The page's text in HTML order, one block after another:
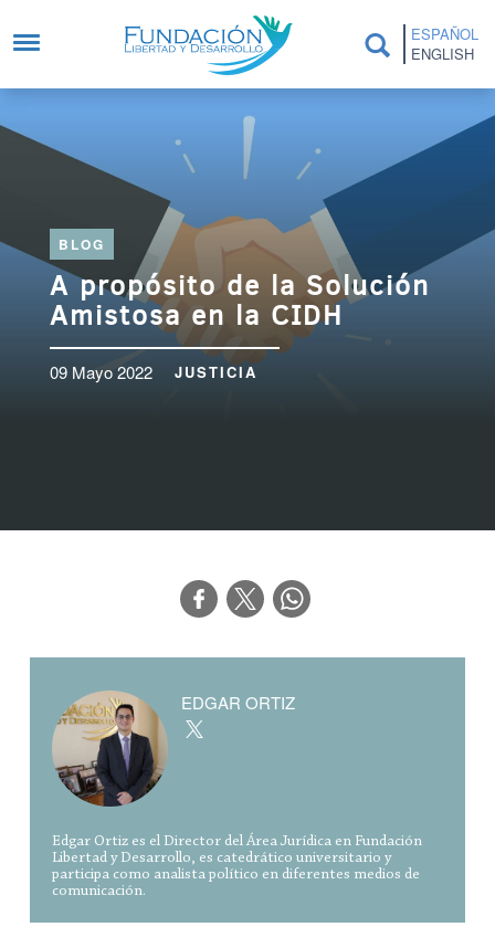
ESPAÑOL
ENGLISH
BLOG
A propósito de la Solución
Amistosa en la CIDH
09 Mayo 2022 JUSTICIA
EDGAR ORTIZ
Edgar Ortiz es el Director del Área Jurídica en Fundación
Libertad y Desarrollo, es catedrático universitario y
participa como analista político en diferentes medios de
comunicación.